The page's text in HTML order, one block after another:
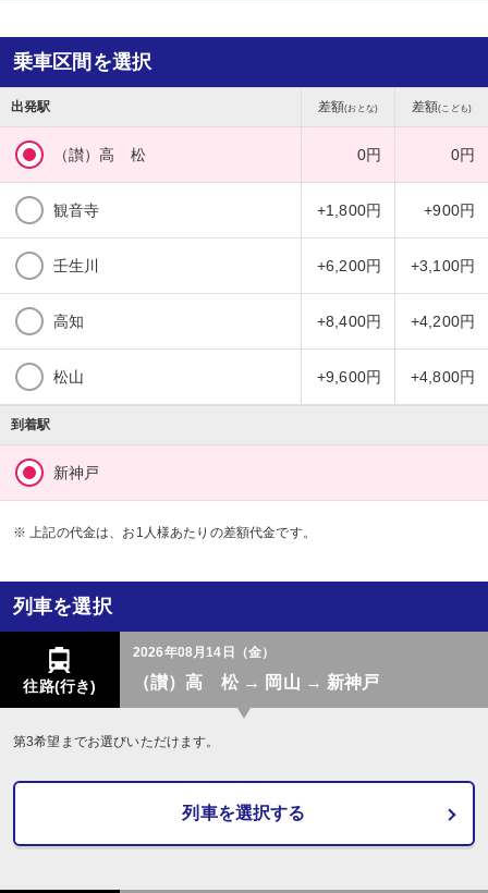
乗車区間を選択
出発駅 差額(おとな) 差額(こども)
（讃）高 松 0円 0円
観音寺 +1,800円 +900円
壬生川 +6,200円 +3,100円
高知 +8,400円 +4,200円
松山 +9,600円 +4,800円
到着駅
新神戸
※ 上記の代金は、お1人様あたりの差額代金です。
列車を選択
往路(行き)
2026年08月14日（金）
（讃）高 松 → 岡山 → 新神戸
第3希望までお選びいただけます。
列車を選択する